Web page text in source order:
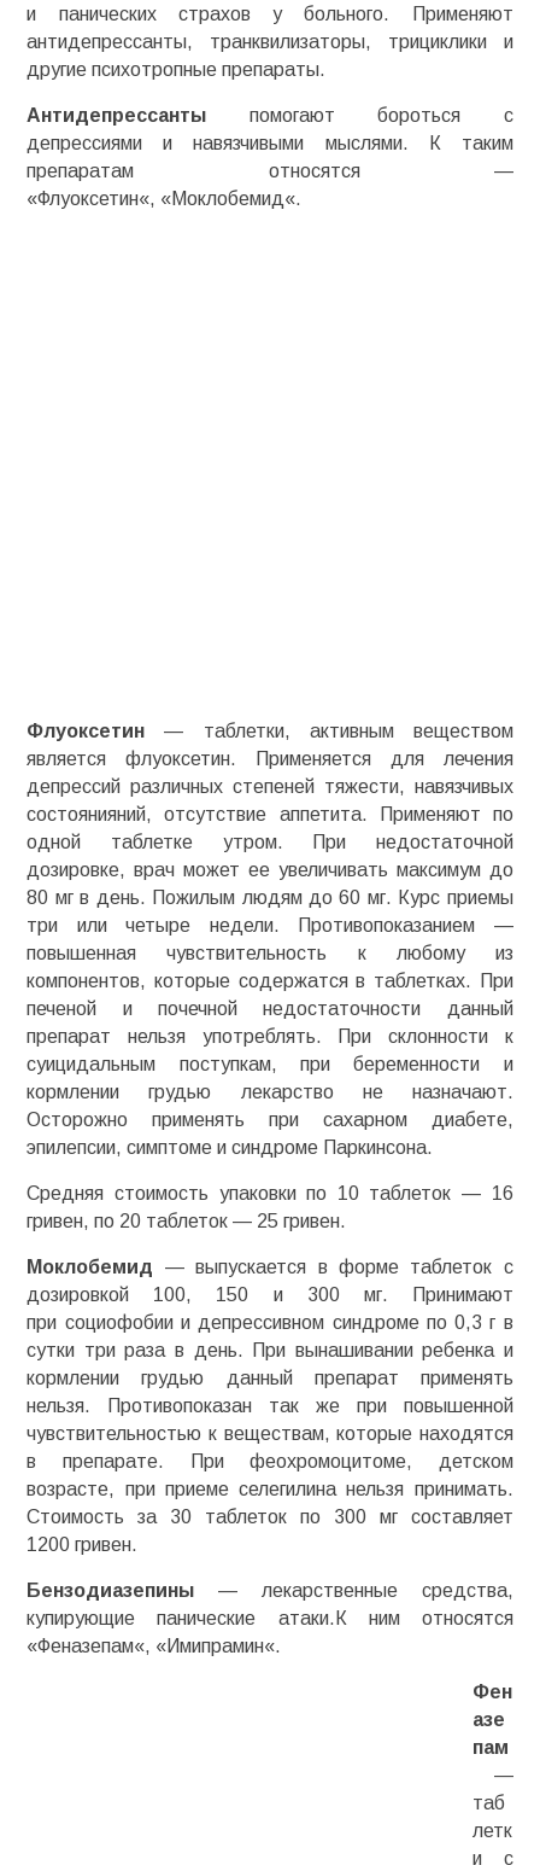
и панических страхов у больного. Применяют
антидепрессанты, транквилизаторы, трицикликии
другие психотропные препараты.
Антидепрессанты помогают бороться с
депрессиями и навязчивыми мыслями. К таким
препаратам относятся —
«Флуоксетин«, «Моклобемид«.
Флуоксетин — таблетки, активным веществом
являетсяфлуоксетин. Применяется для лечения
депрессий различных степеней тяжести, навязчивых
состоянияний, отсутствие аппетита. Применяют по
одной таблетке утром. При недостаточной
дозировке, врач может ее увеличивать максимум до
80 мг в день. Пожилым людям до 60 мг. Курс приемы
три или четыре недели.
Противопоказанием —
повышенная чувствительность к любому из
компонентов, которые содержатся в таблетках. При
печеной и почечной недостаточности данный
препарат нельзя употреблять. При склонности к
суицидальным поступкам, при беременности и
кормлении грудью лекарство не назначают.
Осторожно применять при сахарном диабете,
эпилепсии, симптоме и синдроме Паркинсона.
Средняя стоимость упаковки по 10 таблеток — 16
гривен, по 20 таблеток — 25 гривен.
Моклобемид — выпускается в форме таблеток с
дозировкой 100, 150 и 300 мг. Принимают
при социофобиии депрессивном синдроме по 0,3 г в
сутки три раза в день. При вынашивании ребенка и
кормлении грудью данный препарат применять
нельзя. Противопоказан так же при повышенной
чувствительностью к веществам, которые находятся
в препарате. Прифеохромоцитоме, детском
возрасте, при приемеселегилина нельзя принимать.
Стоимость за 30
таблеток по 300 мг составляет
1200 гривен.
Бензодиазепины — лекарственные средства,
купирующие панические атаки.К ним относятся
«Феназепам«, «Имипрамин«.
Фен
азе
пам
—
таб
летк
и с